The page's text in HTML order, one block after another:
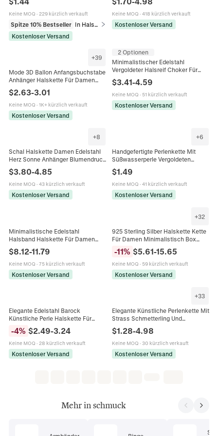
Legierung Verschluss Damen
Keine MOQ · 229 kürzlich verkauft
Spitze 10% Bestseller
Kostenloser Versand
Nische Schmuck Choker
Geschenk
Keine MOQ · 418 kürzlich verkauft
Kostenloser Versand
+39
Mode 3D Ballon Anfangsbuchstabe
Anhänger Halskette Für Damen
Gold Silber Plattiert Edelstahl
Alphabet Choker Party Schmuck
Geschenk
$2.63-3.01
Keine MOQ · 1K+ kürzlich verkauft
Kostenloser Versand
2 Optionen
Minimalistischer Edelstahl
Vergoldeter Halsreif Choker Für
Torque Mit Verlängerungskette
$3.41-4.59
Keine MOQ · 51 kürzlich verkauft
Kostenloser Versand
+8
Schal Halskette Damen Edelstahl
Herz Sonne Anhänger Blumendruck
Satinnband Choker Vintage
Böhmischer Stil
$3.80-4.85
Keine MOQ · 43 kürzlich verkauft
Kostenloser Versand
+6
Handgefertigte Perlenkette Mit
Süßwasserperle Vergoldeten
Trennelementen Bohemian Choker
Damen Schmuck
$1.49
Keine MOQ · 41 kürzlich verkauft
Kostenloser Versand
Minimalistische Edelstahl
Halsband Halskette Für Damen
Offene Metall Halsring
Individualität Mode Schmuck
$8.12-11.79
Keine MOQ · 75 kürzlich verkauft
Kostenloser Versand
+32
925 Sterling Silber Halskette Kette
Für Damen Minimalistisch Box
Verstellbarer Choker
-11% $5.61-15.65
Keine MOQ · 59 kürzlich verkauft
Kostenloser Versand
Elegante Edelstahl Barock
Künstliche Perle Halskette Für
Damen Vergoldet Unregelmäßige
Perle Choker Schmuck Set
-4% $2.49-3.24
Keine MOQ · 28 kürzlich verkauft
Kostenloser Versand
+33
Elegante Künstliche Perlenkette Mit
Strass Schmetterling Und
Blumenanhänger Clavicle Kette
Schmuck Für Damen Vintage
Luxus Choker
$1.28-4.98
Keine MOQ · 30 kürzlich verkauft
Kostenloser Versand
Mehr in schmuck